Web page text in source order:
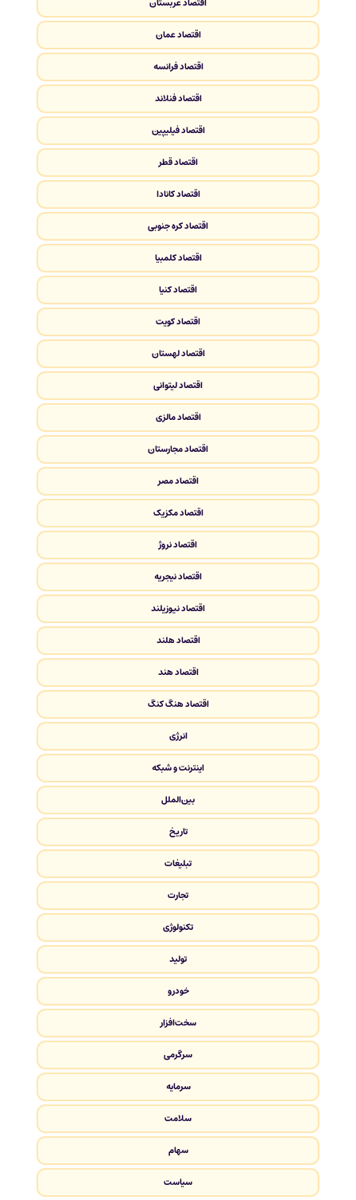
اقتصاد عمان
اقتصاد فرانسه
اقتصاد فنلاند
اقتصاد فیلیپین
اقتصاد قطر
اقتصاد کانادا
اقتصاد کره جنوبی
اقتصاد کلمبیا
اقتصاد کنیا
اقتصاد کویت
اقتصاد لهستان
اقتصاد لیتوانی
اقتصاد مالزی
اقتصاد مجارستان
اقتصاد مصر
اقتصاد مکزیک
اقتصاد نروژ
اقتصاد نیجریه
اقتصاد نیوزیلند
اقتصاد هلند
اقتصاد هند
اقتصاد هنگ کنگ
انرژی
اینترنت و شبکه
بین‌الملل
تاریخ
تبلیغات
تجارت
تکنولوژی
تولید
خودرو
سخت‌افزار
سرگرمی
سرمایه
سلامت
سهام
سیاست